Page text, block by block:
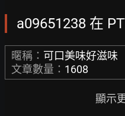
a09651238 在
暱稱： 可口美味好滋味
文章數量： 1608
顯示